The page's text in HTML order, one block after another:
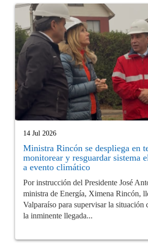
14 Jul 2026
Ministra Rincón se despliega en
monitorear y resguardar sistema
a evento climático
Por instrucción del Presidente José
ministra de Energía, Ximena Rincón,
Valparaíso para supervisar la situación
la inminente llegada...